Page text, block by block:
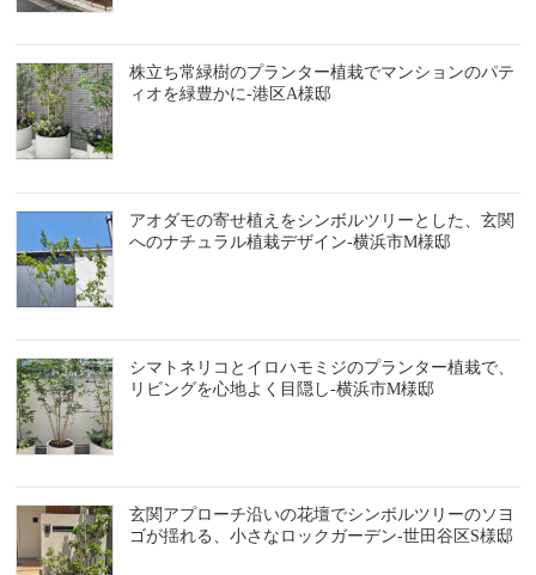
株立ち常緑樹のプランター植栽でマンションのパテ
ィオを緑豊かに-港区A様邸
アオダモの寄せ植えをシンボルツリーとした、玄関
へのナチュラル植栽デザイン-横浜市M様邸
シマトネリコとイロハモミジのプランター植栽で、
リビングを心地よく目隠し-横浜市M様邸
玄関アプローチ沿いの花壇でシンボルツリーのソヨ
ゴが揺れる、小さなロックガーデン-世田谷区S様邸